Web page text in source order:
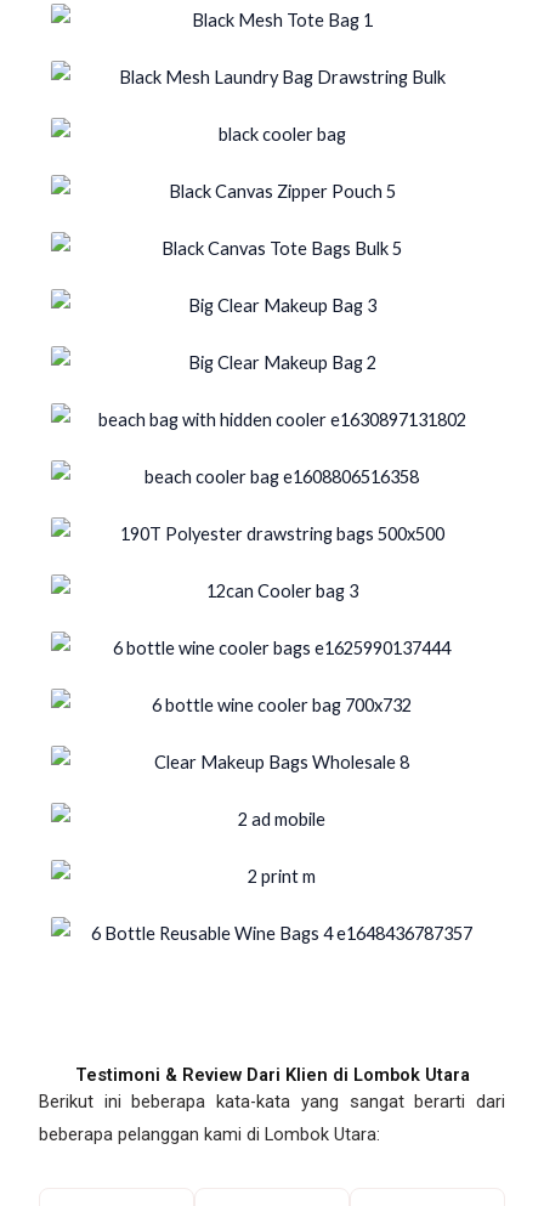
Testimoni & Review Dari Klien di Lombok Utara
Berikut ini beberapa kata-kata yang sangat berarti dari
beberapa pelanggan kami di Lombok Utara: